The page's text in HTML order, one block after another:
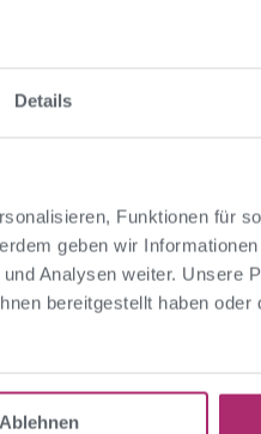
Details
Funktionen für
geben wir
Analysen weiter. Unsere
bereitgestellt haben
Ablehnen
Interesse